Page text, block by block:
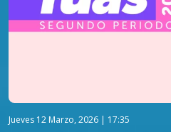
Jueves 12 Marzo, 2026 | 17:35